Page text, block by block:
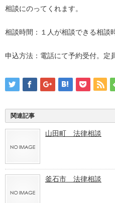
相談にのってくれます。
相談時間：１人が相談できる相談
申込方法：電話にて予約受付。定
関連記事
山田町 法律相談
釜石市 法律相談